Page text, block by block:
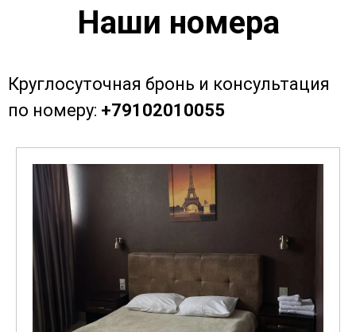
Наши номера
Круглосуточная бронь и консультация
по номеру: +79102010055